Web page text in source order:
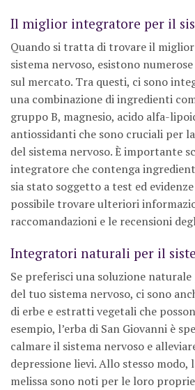
Il miglior integratore per il
Quando si tratta di trovare il
sistema nervoso, esistono
sul mercato. Tra questi, ci sono
una combinazione di ingredienti
gruppo B, magnesio, acido alfa-
antiossidanti che sono cruciali per
del sistema nervoso. È importante
integratore che contenga
sia stato soggetto a test ed
possibile trovare ulteriori
raccomandazioni e le recensioni
Integratori naturali per il
Se preferisci una soluzione
del tuo sistema nervoso, ci sono
di erbe e estratti vegetali che
esempio, l’erba di San Giovanni è
calmare il sistema nervoso e
depressione lievi. Allo stesso modo,
melissa sono noti per le loro